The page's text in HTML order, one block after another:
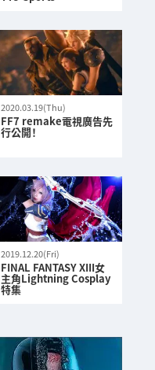
2020.03.19(Thu)
FF7 remake電視廣告先
行公開！
2019.12.20(Fri)
FINAL FANTASY XIII女
主角Lightning Cosplay
特集